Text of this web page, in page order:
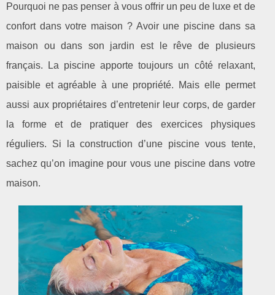
Pourquoi ne pas penser à vous offrir un peu de luxe et de
confort dans votre maison ? Avoir une piscine dans sa
maison ou dans son jardin est le rêve de plusieurs
français. La piscine apporte toujours un côté relaxant,
paisible et agréable à une propriété. Mais elle permet
aussi aux propriétaires d’entretenir leur corps, de garder
la forme et de pratiquer des exercices physiques
réguliers. Si la construction d’une piscine vous tente,
sachez qu’on imagine pour vous une piscine dans votre
maison.